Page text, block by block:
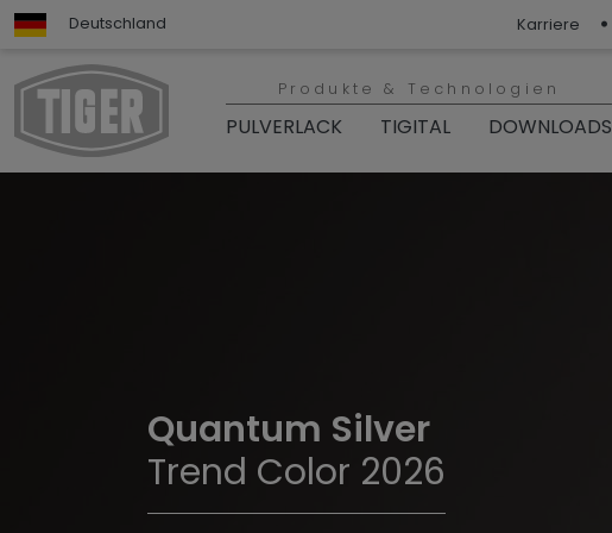
Deutschland Karriere
Produkte & Technologien
PULVERLACK TIGITAL DOWNLOADS
Quantum Silver
Trend Color 2026